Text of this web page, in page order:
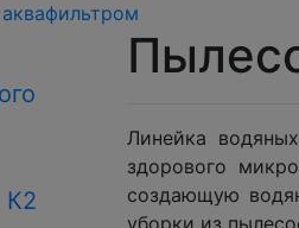
К2
Линейка
здорового
создающую
уборки из